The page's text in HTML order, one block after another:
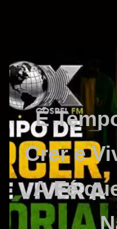
É
Crer e
A Fé